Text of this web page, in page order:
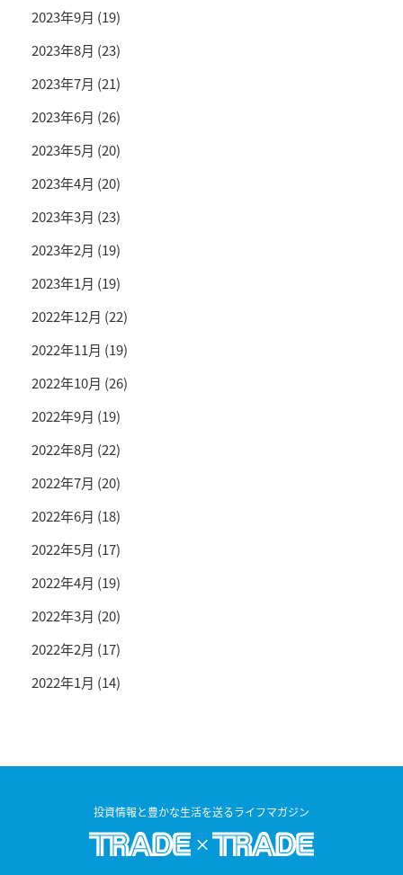
2023年9月 (19)
2023年8月 (23)
2023年7月 (21)
2023年6月 (26)
2023年5月 (20)
2023年4月 (20)
2023年3月 (23)
2023年2月 (19)
2023年1月 (19)
2022年12月 (22)
2022年11月 (19)
2022年10月 (26)
2022年9月 (19)
2022年8月 (22)
2022年7月 (20)
2022年6月 (18)
2022年5月 (17)
2022年4月 (19)
2022年3月 (20)
2022年2月 (17)
2022年1月 (14)
投資情報と豊かな生活を送るライフマガジン